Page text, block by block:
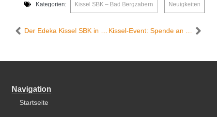
Kategorien: Kissel SBK – Bad Bergzabern Neuigkeiten
Navigation
Startseite